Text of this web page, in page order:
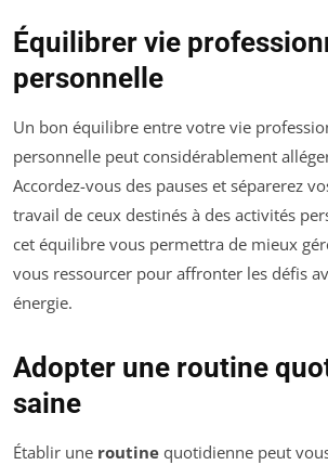
Équilibrer vie
personnelle
Un bon équilibre entre votre vie
personnelle peut considérablement
Accordez-vous des pauses et séparerez
travail de ceux destinés à des activités
cet équilibre vous permettra de mieux
vous ressourcer pour affronter les défis
énergie.
Adopter une routine
saine
Établir une routine quotidienne peut